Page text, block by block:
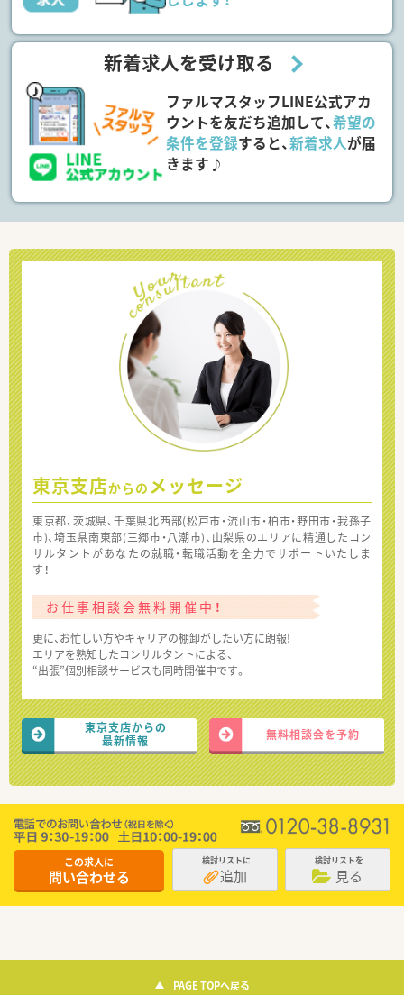
新着求人を受け取る
ファルマスタッフLINE公式アカ
ウントを友だち追加して、希望の
条件を登録すると、新着求人が届
きます♪
東京支店からの メッセージ
東京都、茨城県、千葉県北西部(松戸市・流山市・柏市・野田市・我孫子
市)、埼玉県南東部(三郷市・八潮市)、山梨県のエリアに精通したコン
サルタントがあなたの就職・転職活動を全力でサポートいたしま
す！
お仕事相談会無料開催中！
更に、お忙しい方やキャリアの棚卸がしたい方に朗報!
エリアを熟知したコンサルタントによる、
“出張”個別相談サービスも同時開催中です。
東京支店からの
最新情報
無料相談会を予約
この求人に
問い合わせる
検討リストに
追加
検討リストを
見る
PAGE TOPへ戻る